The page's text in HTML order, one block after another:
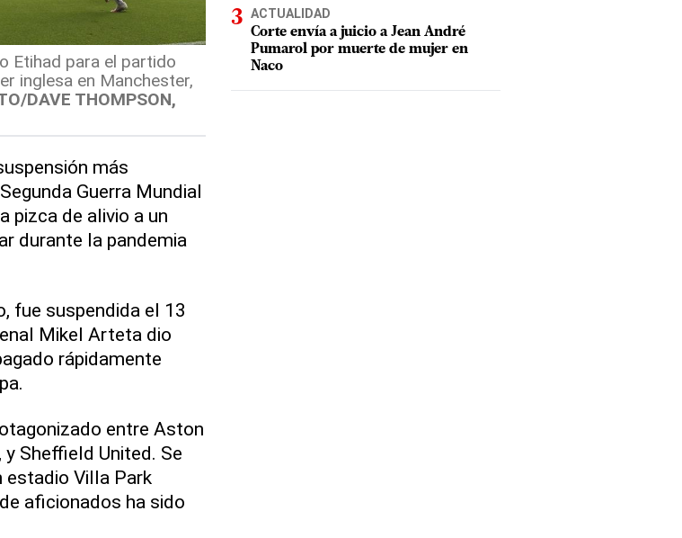
Etihad para el partido
inglesa en Manchester,
DAVE THOMPSON,
más
Guerra Mundial
pizca de alivio a un
durante la pandemia
fue suspendida el 13
Mikel Arteta dio
rápidamente
entre Aston
Sheffield United. Se
estadio Villa Park
aficionados ha sido
ACTUALIDAD
Corte envía a juicio a Jean André
Pumarol por muerte de mujer en
Naco